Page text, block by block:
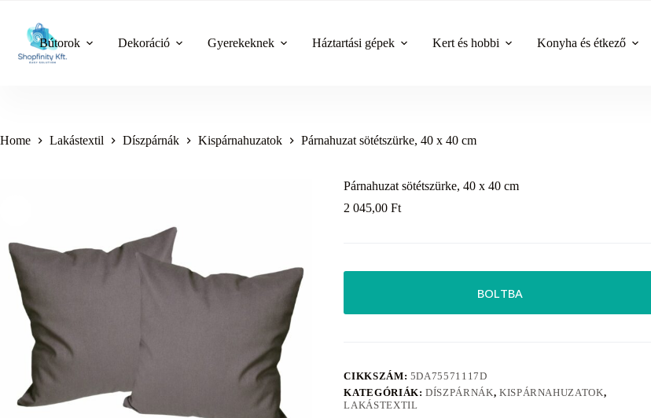
content
Bútorok Dekoráció Gyerekeknek Háztartási gépek Kert és hobbi Konyha és étkező
Home Lakástextil Díszpárnák Kispárnahuzatok Párnahuzat sötétszürke, 40 x 40 cm
Párnahuzat sötétszürke, 40 x 40 cm
2 045,00Ft
BOLTBA
CIKKSZÁM: 5DA75571117D
KATEGÓRIÁK:DÍSZPÁRNÁK, KISPÁRNAHUZATOK,
LAKÁSTEXTIL